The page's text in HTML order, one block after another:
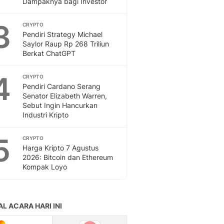
CRYPTO
Pendiri Strategy Michael
Saylor Raup Rp 268 Triliun
Berkat ChatGPT
CRYPTO
Pendiri Cardano Serang
Senator Elizabeth Warren,
Sebut Ingin Hancurkan
Industri Kripto
CRYPTO
Harga Kripto 7 Agustus
2026: Bitcoin dan Ethereum
Kompak Loyo